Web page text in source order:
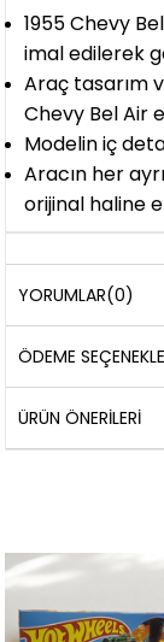
1955 Chevy
imal edilerek
Araç tasarım
Chevy Bel Air e
Modelin iç
Aracın her
orijinal haline
YORUMLAR(0)
ÖDEME
ÜRÜN ÖNERILERI